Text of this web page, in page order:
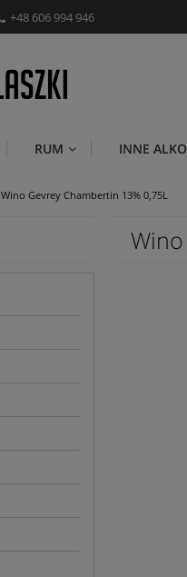
+48 606 994 946
RUM INNE
Wino Gevrey Chambertin 13% 0,75L